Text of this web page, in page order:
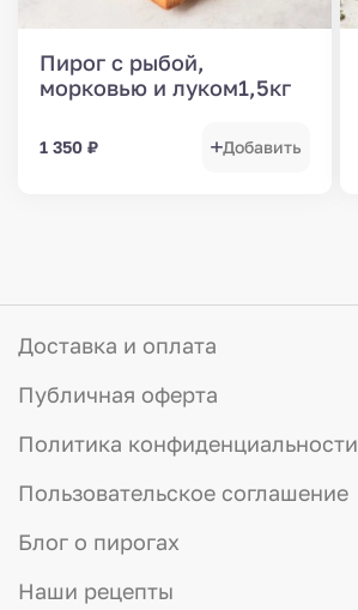
Пирог с рыбой,
морковью и луком1,5кг
1 350 ₽ Добавить
Доставка и оплата
Публичная оферта
Политика конфиденциальности
Пользовательское соглашение
Блог о пирогах
Наши рецепты